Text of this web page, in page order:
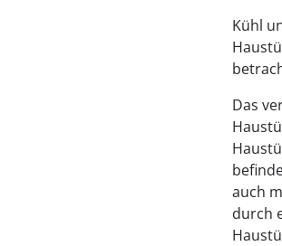
Kühl
Das
auch
durch